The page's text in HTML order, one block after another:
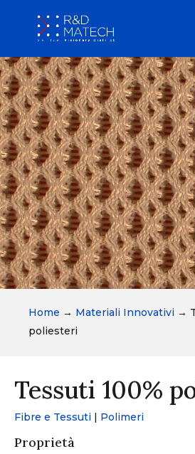
Home → Materiali Innovativi →
poliesteri
Tessuti 100%
Fibre e Tessuti | Polimeri
Proprietà